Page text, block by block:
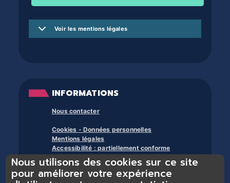
Voir les mentions légales
INFORMATIONS
Nous contacter
Cookies - Données personnelles
Mentions légales
Accessibilité : partiellement conforme
À propos des bibliothèques du trente et +
Nous utilisons des cookies sur ce site
pour améliorer votre expérience